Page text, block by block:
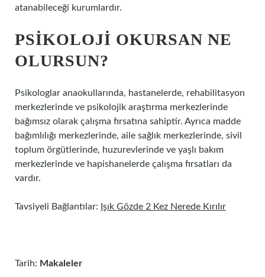
atanabileceği kurumlardır.
PSIKOLOJI OKURSAN NE
OLURSUN?
Psikologlar anaokullarında, hastanelerde, rehabilitasyon
merkezlerinde ve psikolojik araştırma merkezlerinde
bağımsız olarak çalışma fırsatına sahiptir. Ayrıca madde
bağımlılığı merkezlerinde, aile sağlık merkezlerinde, sivil
toplum örgütlerinde, huzurevlerinde ve yaşlı bakım
merkezlerinde ve hapishanelerde çalışma fırsatları da
vardır.
Tavsiyeli Bağlantılar: Işık Gözde 2 Kez Nerede Kırılır
Tarih: Makaleler